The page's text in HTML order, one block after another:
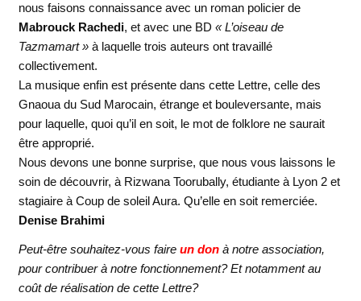
nous faisons connaissance avec un roman policier de
Mabrouck Rachedi, et avec une BD « L’oiseau de
Tazmamart »à laquelle trois auteurs ont travaillé
collectivement.
La musique enfin est présente dans cette Lettre, celle des
Gnaoua du Sud Marocain, étrange et bouleversante, mais
pour laquelle, quoi qu’il en soit, le mot de folklore ne saurait
être approprié.
Nous devons une bonne surprise, que nous vous laissons le
soin de découvrir, à Rizwana Toorubally, étudiante à Lyon 2 et
stagiaire à Coup de soleil Aura. Qu’elle en soit remerciée.
Denise Brahimi
Peut-être souhaitez-vous faire un donà notre association,
pour contribuer à notre fonctionnement? Et notamment au
coût de réalisation de cette Lettre?